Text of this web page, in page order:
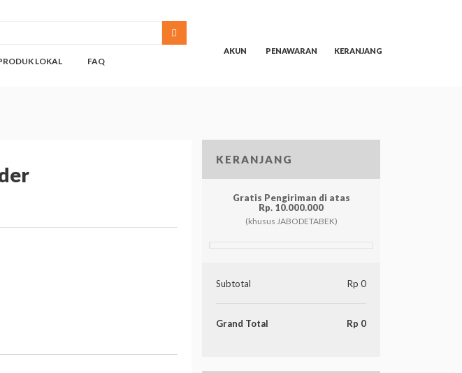
AKUN PENAWARAN KERANJANG
LOKAL FAQ
KERANJANG
Gratis Pengiriman di atas
Rp. 10.000.000
(khusus JABODETABEK)
Grand Total Rp 0
Subtotal Rp 0